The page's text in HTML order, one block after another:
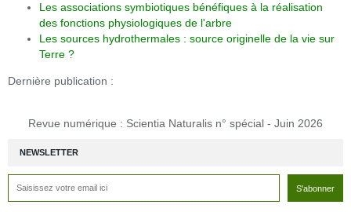
NEWSLETTER
Les associations symbiotiques bénéfiques à la réalisation
des fonctions physiologiques de l'arbre
Les sources hydrothermales : source originelle de la vie sur
Terre ?
Dernière publication :
Revue numérique : Scientia Naturalis n° spécial - Juin 2026